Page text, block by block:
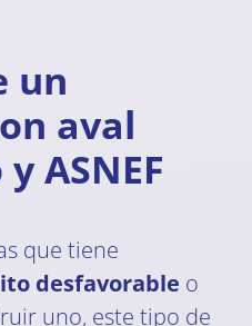
un
aval
ASNEF
que tiene
desfavorable o
uno, este tipo de